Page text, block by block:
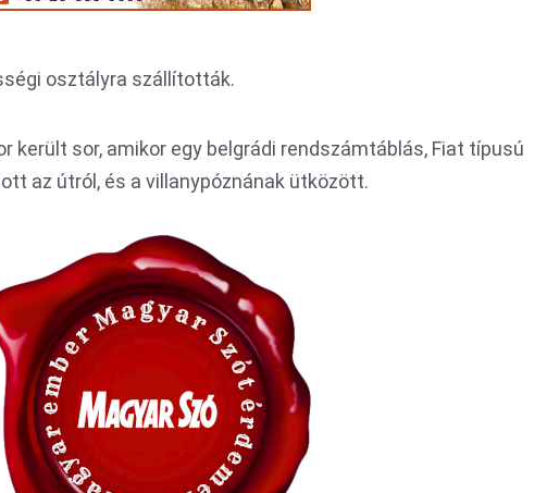
osztályra szállították.
került sor, amikor egy belgrádi rendszámtáblás, Fiat típusú
az útról, és a villanypóznának ütközött.